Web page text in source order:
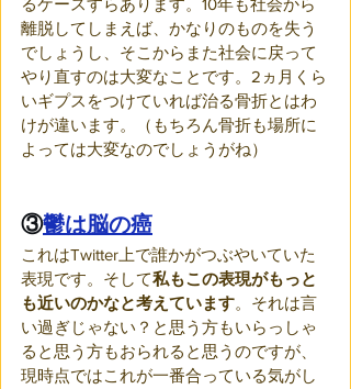
るケースすらあります。10年も社会から
離脱してしまえば、かなりのものを失う
でしょうし、そこからまた社会に戻って
やり直すのは大変なことです。2ヵ月くら
いギプスをつけていれば治る骨折とはわ
けが違います。（もちろん骨折も場所に
よっては大変なのでしょうがね）
③鬱は脳の癌
これはTwitter上で誰かがつぶやいていた
表現です。そして私もこの表現がもっと
も近いのかなと考えています。それは言
い過ぎじゃない？と思う方もいらっしゃ
ると思う方もおられると思うのですが、
現時点ではこれが一番合っている気がし